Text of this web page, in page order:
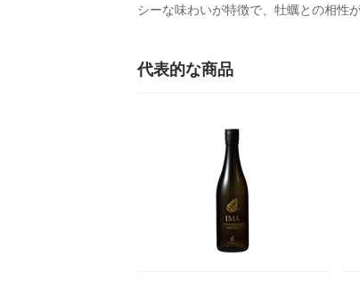
シーな味わいが特徴で、牡蠣との相性
代表的な商品